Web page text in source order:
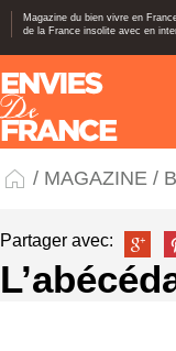
Magazine du bien vivre en
de la France insolite avec en
/ MAGAZINE /
Partager avec: